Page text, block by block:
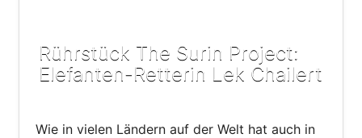
Rührstück The Surin Project:
Elefanten-Retterin Lek Chailert
Wie in vielen Ländern auf der Welt hat auch in